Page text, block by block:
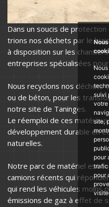
suivi
votre
site,
pour
trafic
pour
Dans un soucis de protection
trions nos déchets par le
à disposition sur les
entreprises spécialisées
Nous recyclons nos déchets
ou de béton, pour les
notre site de Taninges.
Le réemploi de ces
développement durable en
naturelles.
Notre parc de matériel est
camions récents qui
qui rend les véhicules moins
émissions de gaz à effet de